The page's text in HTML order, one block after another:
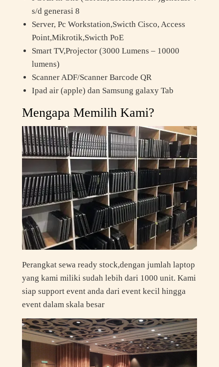
s/d generasi 8
Server, Pc Workstation,Swicth Cisco, Access
Point,Mikrotik,Swicth PoE
Smart TV,Projector (3000 Lumens – 10000
lumens)
Scanner ADF/Scanner Barcode QR
Ipad air (apple) dan Samsung galaxy Tab
Mengapa Memilih Kami?
Perangkat sewa ready stock,dengan jumlah laptop
yang kami miliki sudah lebih dari 1000 unit. Kami
siap support event anda dari event kecil hingga
event dalam skala besar